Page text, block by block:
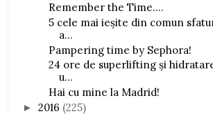
Remember the Time....
5 cele mai ieșite din comun
a...
Pampering time by Sephora!
24 ore de superlifting și
u...
Hai cu mine la Madrid!
►2016 (225)